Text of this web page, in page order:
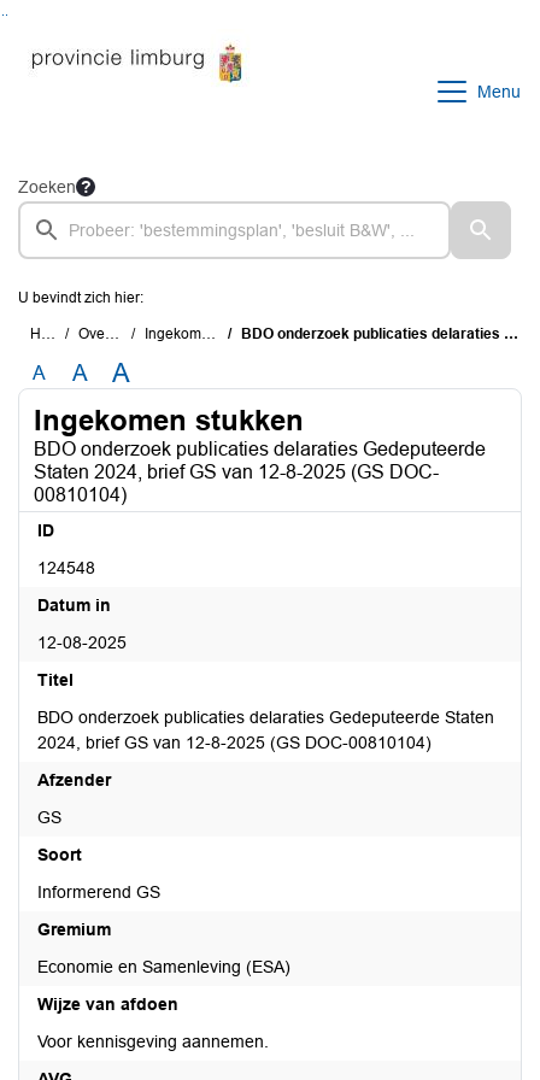
Menu
Zoeken
U bevindt zich hier:
Home Overzichten Ingekomen stukken BDO onderzoek publicaties delaraties Gedeputeerde Staten 2024, brief GS van 12-8-2025 (GS DOC-00810104)
A A A
Ingekomen stukken
BDO onderzoek publicaties delaraties Gedeputeerde
Staten 2024, brief GS van 12-8-2025 (GS DOC-
00810104)
ID
124548
Datum in
12-08-2025
Titel
BDO onderzoek publicaties delaraties Gedeputeerde Staten
2024, brief GS van 12-8-2025 (GS DOC-00810104)
Afzender
GS
Soort
Informerend GS
Gremium
Economie en Samenleving (ESA)
Wijze van afdoen
Voor kennisgeving aannemen.